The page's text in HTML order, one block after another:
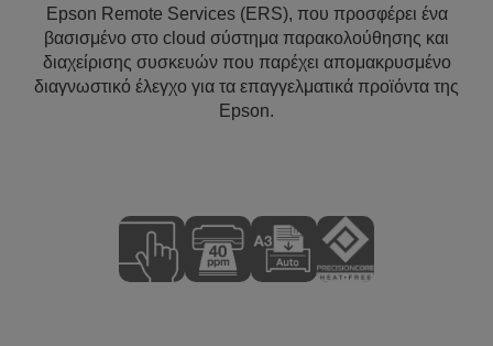
Epson Remote Services (ERS), που προσφέρει ένα
βασισμένο στο cloud σύστημα παρακολούθησης και
διαχείρισης συσκευών που παρέχει απομακρυσμένο
διαγνωστικό έλεγχο για τα επαγγελματικά προϊόντα της
Epson.